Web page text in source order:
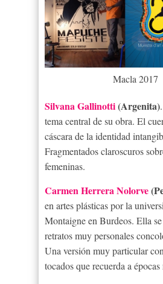
Macla 2017
Silvana Gallinotti(Argenita)
tema central de su obra. El
cáscara de la identidad
Fragmentados claroscuros
femeninas.
Carmen Herrera Nolorve
en artes plásticas por la
Montaigne en Burdeos. Ella
retratos muy personales
Una versión muy particular
tocados que recuerda a